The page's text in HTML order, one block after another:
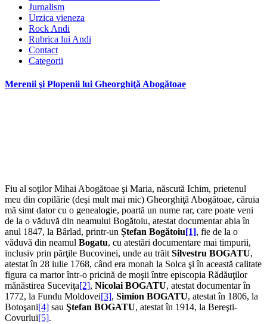
Jurnalism
Urzica vieneza
Rock Andi
Rubrica lui Andi
Contact
Categorii
Merenii şi Plopenii lui Gheorghiţă Abogătoae
Fiu al soţilor Mihai Abogătoae şi Maria, născută Ichim, prietenul
meu din copilărie (deşi mult mai mic) Gheorghiţă Abogătoae, căruia
mă simt dator cu o genealogie, poartă un nume rar, care poate veni
de la o văduvă din neamului Bogătoiu, atestat documentar abia în
anul 1847, la Bârlad, printr-un Ștefan Bogătoiu[1], fie de la o
văduvă din neamul Bogatu, cu atestări documentare mai timpurii,
inclusiv prin părţile Bucovinei, unde au trăit Silvestru BOGATU,
atestat în 28 iulie 1768, când era monah la Solca şi în această calitate
figura ca martor într-o pricină de moşii între episcopia Rădăuţilor
mănăstirea Suceviţa[2], Nicolai BOGATU, atestat documentar în
1772, la Fundu Moldovei[3], Simion BOGATU, atestat în 1806, la
Botoşani[4] sau Ştefan BOGATU, atestat în 1914, la Bereşti-
Covurlui[5].